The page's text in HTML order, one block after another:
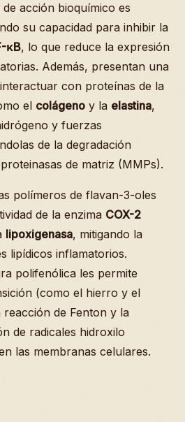
acción bioquímico es
su capacidad para inhibir la
κB, lo que reduce la expresión
Además, presentan una
con proteínas de la
el colágeno y la elastina,
y fuerzas
de la degradación
de matriz (MMPs).
polímeros de flavan-3-oles
de la enzima COX-2
lipoxigenasa, mitigando la
lipídicos inflamatorios.
polifenólica les permite
(como el hierro y el
de Fenton y la
de radicales hidroxilo
las membranas celulares.